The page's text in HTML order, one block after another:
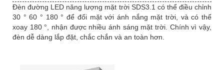
Đèn đường LED năng lượng mặt trời SDS3.1 có thể điều chỉnh
30 ° 60 ° 180 ° để đối mặt với ánh nắng mặt trời, và có thể
xoay 180 °, nhận được nhiều ánh sáng mặt trời. Chính vì vậy,
đèn dễ dàng lắp đặt, chắc chắn và an toàn hơn.